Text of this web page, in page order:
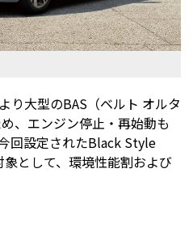
り大型のBAS（ベルト オルタ
、エンジン停止・再始動も
回設定されたBlack Style
として、環境性能割および